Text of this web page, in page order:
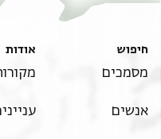
חיפוש
מסמכים
אנשים
אודות